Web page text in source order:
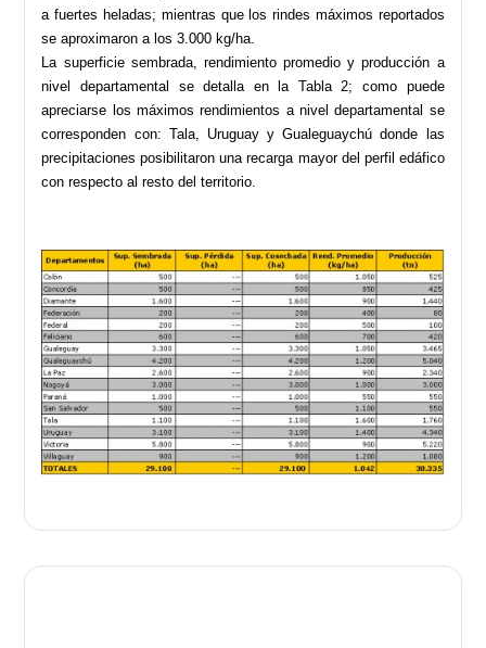
a fuertes heladas; mientras que los rindes máximos reportados
se aproximaron a los 3.000 kg/ha.
La superficie sembrada, rendimiento promedio y producción a
nivel departamental se detalla en la Tabla 2; como puede
apreciarse los máximos rendimientos a nivel departamental se
corresponden con: Tala, Uruguay y Gualeguaychú donde las
precipitaciones posibilitaron una recarga mayor del perfil edáfico
con respecto al resto del territorio.